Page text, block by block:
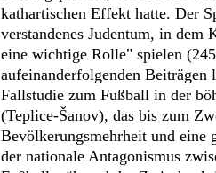
kathartischen Effekt hatte. Der
verstandenes Judentum, in
eine wichtige Rolle" spielen
aufeinanderfolgenden
Fallstudie zum Fußball in der
(Teplice-Šanov), das bis zum
Bevölkerungsmehrheit und eine
der nationale Antagonismus